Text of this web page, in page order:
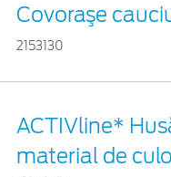
Covoraşe
2153130
ACTIVline*
material de